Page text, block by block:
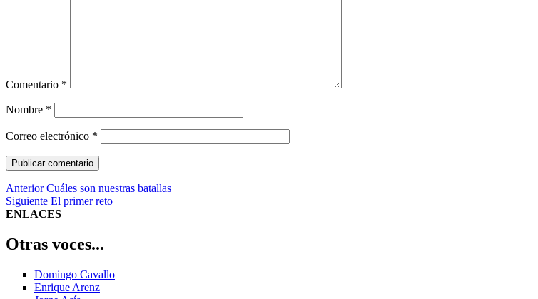
Comentario *
Nombre *
Correo electrónico *
Navegación
de
Anterior Entrada
anterior:
Cuáles son nuestras batallas
Siguiente Entrada
siguiente:
El primer reto
ENLACES
Otras voces...
Domingo Cavallo
Enrique Arenz